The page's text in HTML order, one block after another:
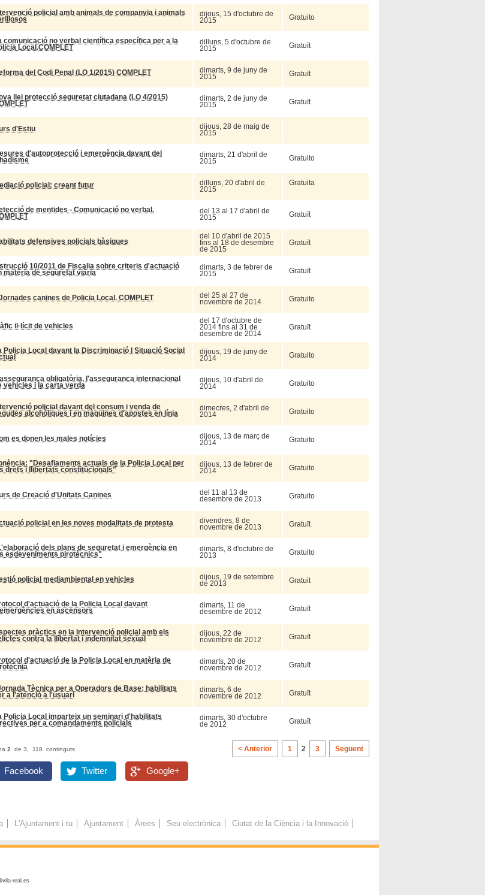
policial amb animals de companyia i animals dijous, 15 d'octubre de
2015 Gratuito
comunicació no verbal científica específica per a la
Local.COMPLET
dilluns, 5 d'octubre de
2015 Gratuït
del Codi Penal (LO 1/2015) COMPLET dimarts, 9 de juny de
2015 Gratuït
llei protecció seguretat ciutadana (LO 4/2015) dimarts, 2 de juny de
2015 Gratuït
d'Estiu dijous, 28 de maig de
2015
d'autoprotecció i emergència davant del dimarts, 21 d'abril de
2015 Gratuito
policial: creant futur dilluns, 20 d'abril de
2015
Gratuita
de mentides - Comunicació no verbal. del 13 al 17 d'abril de
2015 Gratuït
defensives policials bàsiques
del 10 d'abril de 2015
fins al 18 de desembre
de 2015
Gratuït
10/2011 de Fiscalia sobre criteris d'actuació
matèria de seguretat viària
dimarts, 3 de febrer de
2015 Gratuït
Jornades canines de Policia Local. COMPLET del 25 al 27 de
novembre de 2014 Gratuito
il·lícit de vehicles
del 17 d'octubre de
2014 fins al 31 de
desembre de 2014
Gratuït
Policia Local davant la Discriminació I Situació Social dijous, 19 de juny de
2014 Gratuito
obligatòria, l'assegurança internacional
vehicles i la carta verda
dijous, 10 d'abril de
2014 Gratuito
policial davant del consum i venda de
alcohòliques i en màquines d'apostes en línia
dimecres, 2 d'abril de
2014 Gratuito
es donen les males notícies dijous, 13 de març de
2014 Gratuito
"Desafiaments actuals de la Policia Local per
drets i llibertats constitucionals"
dijous, 13 de febrer de
2014 Gratuito
de Creació d'Unitats Canines del 11 al 13 de
desembre de 2013 Gratuito
policial en les noves modalitats de protesta divendres, 8 de
novembre de 2013 Gratuït
dels plans de seguretat i emergència en
esdeveniments pirotècnics"
dimarts, 8 d'octubre de
2013 Gratuito
policial mediambiental en vehicles dijous, 19 de setembre
de 2013 Gratuit
d'actuació de la Policia Local davant
en ascensors
dimarts, 11 de
desembre de 2012 Gratuït
pràctics en la intervenció policial amb els
contra la llibertat i indemnitat sexual
dijous, 22 de
novembre de 2012 Gratuït
d'actuació de la Policia Local en matèria de dimarts, 20 de
novembre de 2012 Gratuït
Tècnica per a Operadors de Base: habilitats
a l'atenció a l'usuari
dimarts, 6 de
novembre de 2012 Gratuït
Policia Local imparteix un seminari d'habilitats
per a comandaments policials
dimarts, 30 d'octubre
de 2012 Gratuït
2 de 3, 118 continguts < Anterior 1 2 3 Següent
Facebook Twitter Google+
L'Ajuntament i tu Ajuntament Àrees Seu electrònica Ciutat de la Ciència i la Innovació
real.es